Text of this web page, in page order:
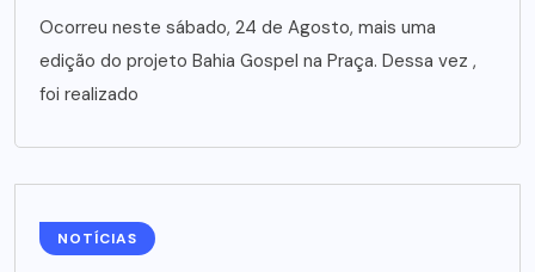
Ocorreu neste sábado, 24 de Agosto, mais uma
edição do projeto Bahia Gospel na Praça. Dessa vez ,
foi realizado
NOTÍCIAS